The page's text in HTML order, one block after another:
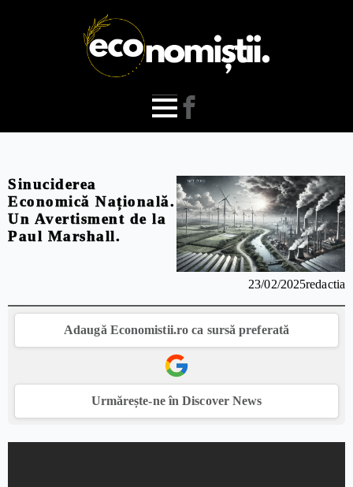
Sinuciderea
Economică Națională.
Un Avertisment de la
Paul Marshall.
23/02/2025redactia
Adaugă Economistii.ro ca sursă preferată
Urmărește-ne în Discover News